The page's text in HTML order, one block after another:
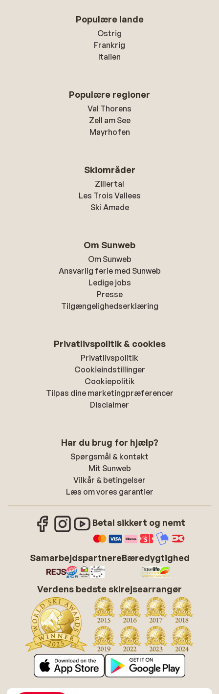
Populære lande
Ostrig
Frankrig
Italien
Populære regioner
Val Thorens
Zell am See
Mayrhofen
Skiområder
Zillertal
Les Trois Vallees
Ski Amade
Om Sunweb
Om Sunweb
Ansvarlig ferie med Sunweb
Ledige jobs
Presse
Tilgængelighedserklæring
Privatlivspolitik & cookies
Privatlivspolitik
Cookieindstillinger
Cookiepolitik
Tilpas dine marketingpræferencer
Disclaimer
Har du brug for hjælp?
Spørgsmål & kontakt
Mit Sunweb
Vilkår & betingelser
Læs om vores garantier
Betal sikkert og nemt
SamarbejdspartnereBæredygtighed
Verdens bedste skirejsearrangør